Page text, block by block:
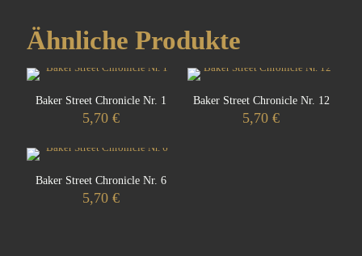
Ähnliche Produkte
Baker Street Chronicle Nr. 1
5,70 €
Baker Street Chronicle Nr. 12
5,70€
Baker Street Chronicle Nr. 6
5,70 €